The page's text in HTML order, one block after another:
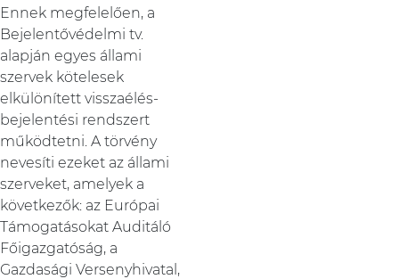
Ennek megfelelően, a
Bejelentővédelmi tv.
alapján egyes állami
szervek kötelesek
elkülönített visszaélés-
bejelentési rendszert
működtetni. A törvény
nevesíti ezeket az állami
szerveket, amelyek a
következők: az Európai
Támogatásokat Auditáló
Főigazgatóság, a
Gazdasági Versenyhivatal,